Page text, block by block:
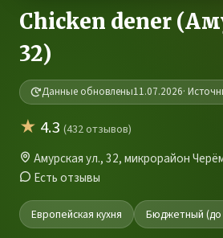
Chicken dener
32)
Данные обновлены11.07.2026·
★ 4.3 (432 отзывов)
Амурская ул., 32, микрорайон
Есть отзывы
Европейская кухня Бюджетный (до